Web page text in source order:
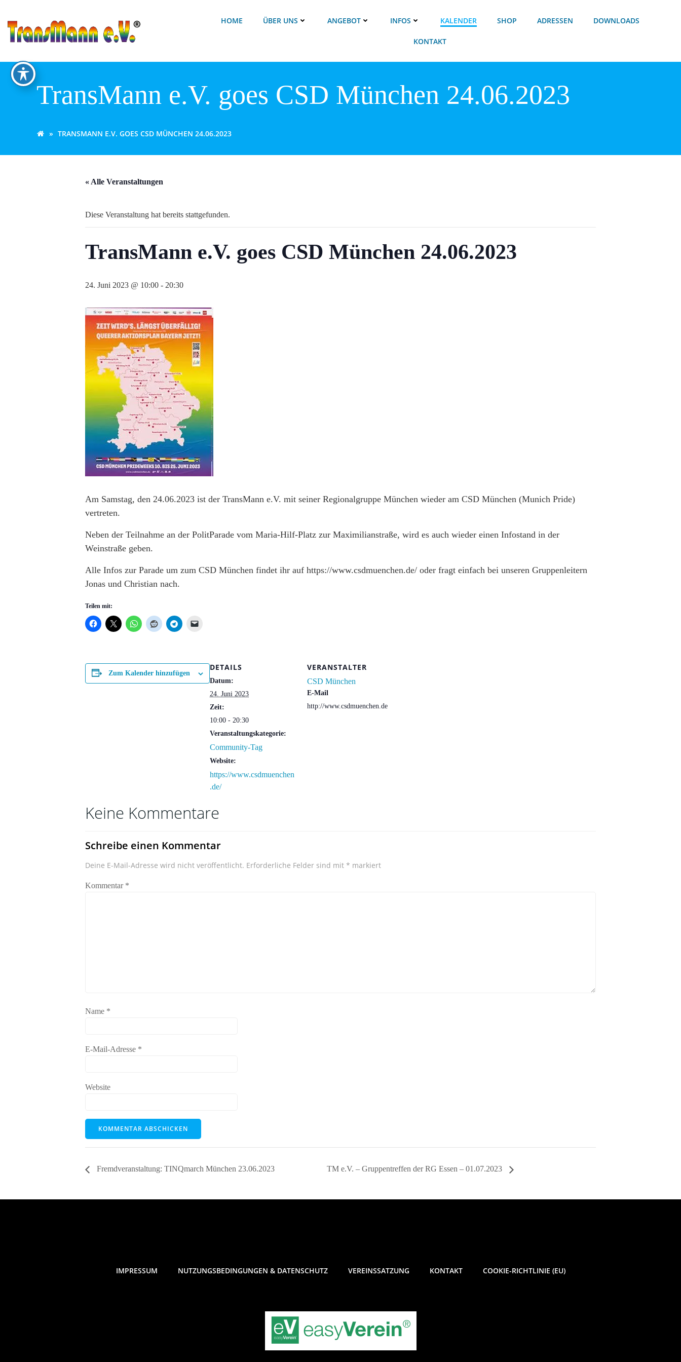
springen
HOME ÜBER UNS ANGEBOT INFOS KALENDER SHOP ADRESSEN DOWNLOADS
KONTAKT
TransMann e.V. goes CSD München 24.06.2023
TRANSMANN E.V. GOES CSD MÜNCHEN 24.06.2023
« Alle Veranstaltungen
Diese Veranstaltung hat bereits stattgefunden.
TransMann e.V. goes CSD München 24.06.2023
24. Juni 2023 @ 10:00 - 20:30
Am Samstag, den 24.06.2023 ist der TransMann e.V. mit seiner Regionalgruppe München wieder am CSD München (Munich Pride)
vertreten.
Neben der Teilnahme an der PolitParade vom Maria-Hilf-Platz zur Maximilianstraße, wird es auch wieder einen Infostand in der
Weinstraße geben.
Alle Infos zur Parade um zum CSD München findet ihr auf https://www.csdmuenchen.de/ oder fragt einfach bei unseren Gruppenleitern
Jonas und Christian nach.
Teilen mit:
Zum Kalender hinzufügen
DETAILS
Datum:
24. Juni 2023
Zeit:
10:00 - 20:30
Veranstaltungskategorie:
Community-Tag
Website:
https://www.csdmuenchen
.de/
VERANSTALTER
CSD München
E-Mail
http://www.csdmuenchen.de
Keine Kommentare
Schreibe einen Kommentar
Deine E-Mail-Adresse wird nicht veröffentlicht. Erforderliche Felder sind mit * markiert
Kommentar *
Name *
E-Mail-Adresse *
Website
Fremdveranstaltung: TINQmarch München 23.06.2023 TM e.V. – Gruppentreffen der RG Essen – 01.07.2023
IMPRESSUM NUTZUNGSBEDINGUNGEN & DATENSCHUTZ VEREINSSATZUNG KONTAKT COOKIE-RICHTLINIE (EU)